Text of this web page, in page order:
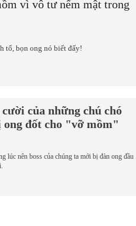
vì vô tư nếm mật trong
tổ, bọn ong nó biết đấy!
của những chú chó
ong đốt cho "vỡ mồm"
lúc nên boss của chúng ta mới bị đàn ong đầu